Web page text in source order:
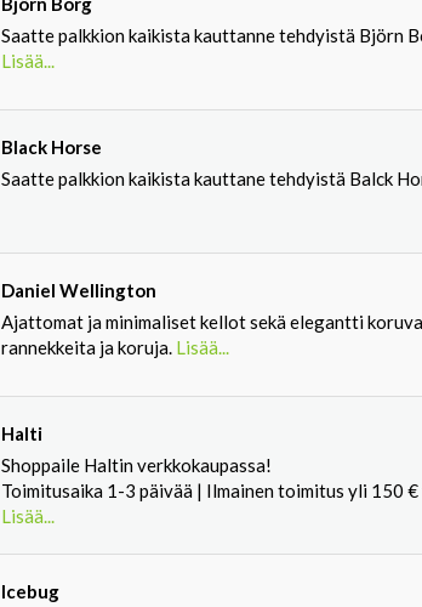
Saatte palkkion kaikista kauttanne tehdyistä Björn
Lisää...
Black Horse
Saatte palkkion kaikista kauttane tehdyistä Balck
Daniel Wellington
Ajattomat ja minimaliset kellot sekä elegantti
rannekkeita ja koruja. Lisää...
Halti
Shoppaile Haltin verkkokaupassa!
Toimitusaika 1-3 päivää | Ilmainen toimitus yli 150
Lisää...
Icebug